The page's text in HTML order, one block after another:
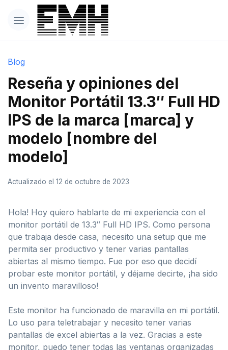
Blog
Reseña y opiniones del
Monitor Portátil 13.3″ Full HD
IPS de la marca [marca] y
modelo [nombre del
modelo]
Actualizado el 12 de octubre de 2023
Hola! Hoy quiero hablarte de mi experiencia con el
monitor portátil de 13.3″ Full HD IPS. Como persona
que trabaja desde casa, necesito una setup que me
permita ser productivo y tener varias pantallas
abiertas al mismo tiempo. Fue por eso que decidí
probar este monitor portátil, y déjame decirte, ¡ha sido
un invento maravilloso!
Este monitor ha funcionado de maravilla en mi portátil.
Lo uso para teletrabajar y necesito tener varias
pantallas de excel abiertas a la vez. Gracias a este
monitor, puedo tener todas las ventanas organizadas